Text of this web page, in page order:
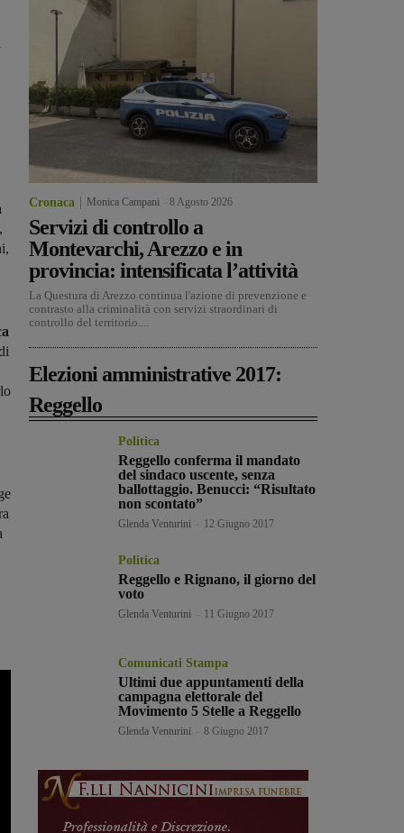
Cronaca Monica Campani 8 Agosto 2026
Servizi di controllo a
Montevarchi, Arezzo e in
provincia: intensificata l’attività
La Questura di Arezzo continua l'azione di prevenzione e
contrasto alla criminalità con servizi straordinari di
controllo del territorio....
Elezioni amministrative 2017:
Reggello
Politica
Reggello conferma il mandato
del sindaco uscente, senza
ballottaggio. Benucci: “Risultato
non scontato”
Glenda Venturini 12 Giugno 2017
Politica
Reggello e Rignano, il giorno del
voto
Glenda Venturini 11 Giugno 2017
Comunicati Stampa
Ultimi due appuntamenti della
campagna elettorale del
Movimento 5 Stelle a Reggello
Glenda Venturini 8 Giugno 2017